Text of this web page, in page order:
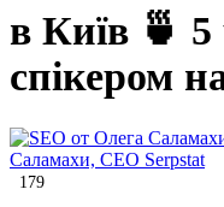
в Київ 🍵 5
спікером
Саламахи, CEO Serpstat
179